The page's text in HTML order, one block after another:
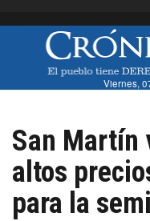
Viernes,
San Martín
altos
para la